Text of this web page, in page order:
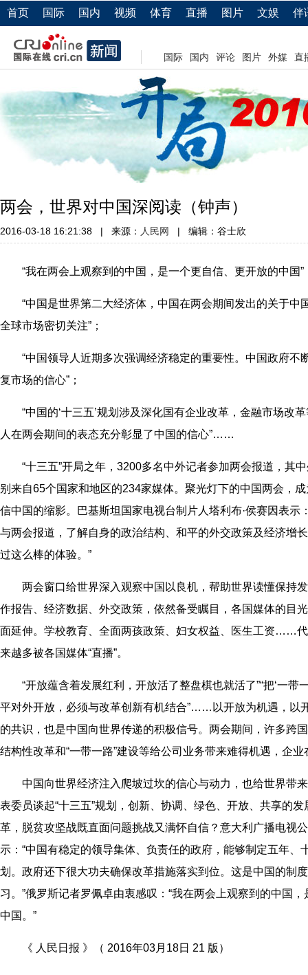
首页 国际 国内 视频 体育 直播 图片 文娱 伴
国际 国内 评论 图片 外媒 直
两会，世界对中国深阅读（钟声）
2016-03-18 16:21:38 | 来源： 人民网 | 编辑：谷士欣
“我在两会上观察到的中国，是一个更自信、更开放的中国”
“中国是世界第二大经济体，中国在两会期间发出的关于中
全球市场密切关注”；
“中国领导人近期多次强调经济稳定的重要性。中国政府不
复市场的信心”；
“中国的‘十三五’规划涉及深化国有企业改革，金融市场改
人在两会期间的表态充分彰显了中国的信心”……
“十三五”开局之年，3200多名中外记者参加两会报道，其
别来自65个国家和地区的234家媒体。聚光灯下的中国两会，
信中国的缩影。巴基斯坦国家电视台制片人塔利布·侯赛因表示
与两会报道，了解自身的政治结构、和平的外交政策及经济增
过这么棒的体验。”
两会窗口给世界深入观察中国以良机，帮助世界读懂保持
作报告、经济数据、外交政策，依然备受瞩目，各国媒体的目
面延伸。学校教育、全面两孩政策、妇女权益、医生工资……
来越多被各国媒体“直播”。
“开放蕴含着发展红利，开放活了整盘棋也就活了”“把‘一带一
平对外开放，必须与改革创新有机结合”……以开放为机遇，以
的共识，也是中国向世界传递的积极信号。两会期间，许多跨
结构性改革和“一带一路”建设等给公司业务带来难得机遇，企
中国向世界经济注入爬坡过坎的信心与动力，也给世界带
表委员谈起“十三五”规划，创新、协调、绿色、开放、共享的
革，脱贫攻坚战既直面问题挑战又满怀自信？意大利广播电视
示：“中国有稳定的领导集体、负责任的政府，能够制定五年、
划。政府还下很大功夫确保改革措施落实到位。这是中国的制
习。”俄罗斯记者罗佩卓由衷感叹：“我在两会上观察到的中国
中国。”
《 人民日报 》（ 2016年03月18日 21 版）